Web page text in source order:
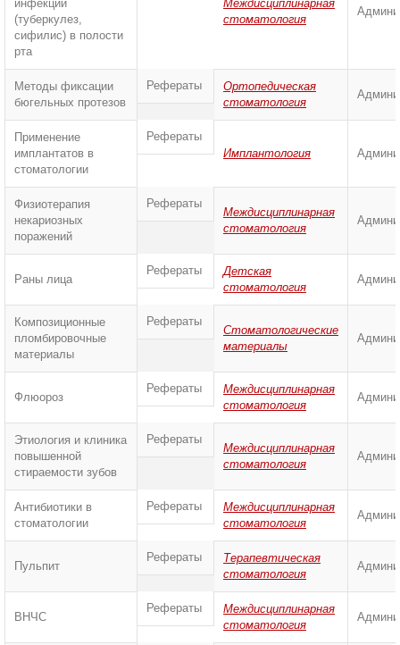
инфекций
(туберкулез,
сифилис) в полости
рта
Междисциплинарная
стоматология
Методы фиксации
бюгельных протезов
Рефераты
Ортопедическая
стоматология
Применение
имплантатов в
стоматологии
Рефераты
Имплантология
Физиотерапия
некариозных
поражений
Рефераты
Междисциплинарная
стоматология
Раны лица
Рефераты
Детская
стоматология
Композиционные
пломбировочные
материалы
Рефераты
Стоматологические
материалы
Флюороз
Рефераты
Междисциплинарная
стоматология
Этиология и клиника
повышенной
стираемости зубов
Рефераты
Междисциплинарная
стоматология
Антибиотики в
стоматологии
Рефераты
Междисциплинарная
стоматология
Пульпит
Рефераты
Терапевтическая
стоматология
ВНЧС
Рефераты
Междисциплинарная
стоматология